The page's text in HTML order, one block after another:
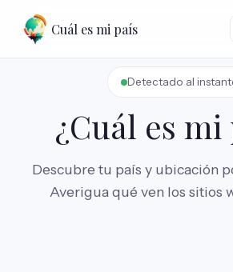
Cuál es mi país
Detectado al
¿Cuál es mi
Descubre tu país y ubicación
Averigua qué ven los sitios